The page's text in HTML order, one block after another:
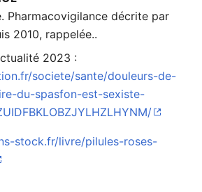
Pharmacovigilance décrite par
2010, rappelée..
2023 :
societe/sante/douleurs-de-
du-spasfon-est-sexiste-
stock.fr/livre/pilules-roses-